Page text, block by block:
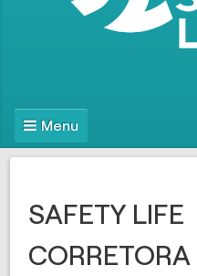
Menu
SAFETY LIFE
CORRETORA